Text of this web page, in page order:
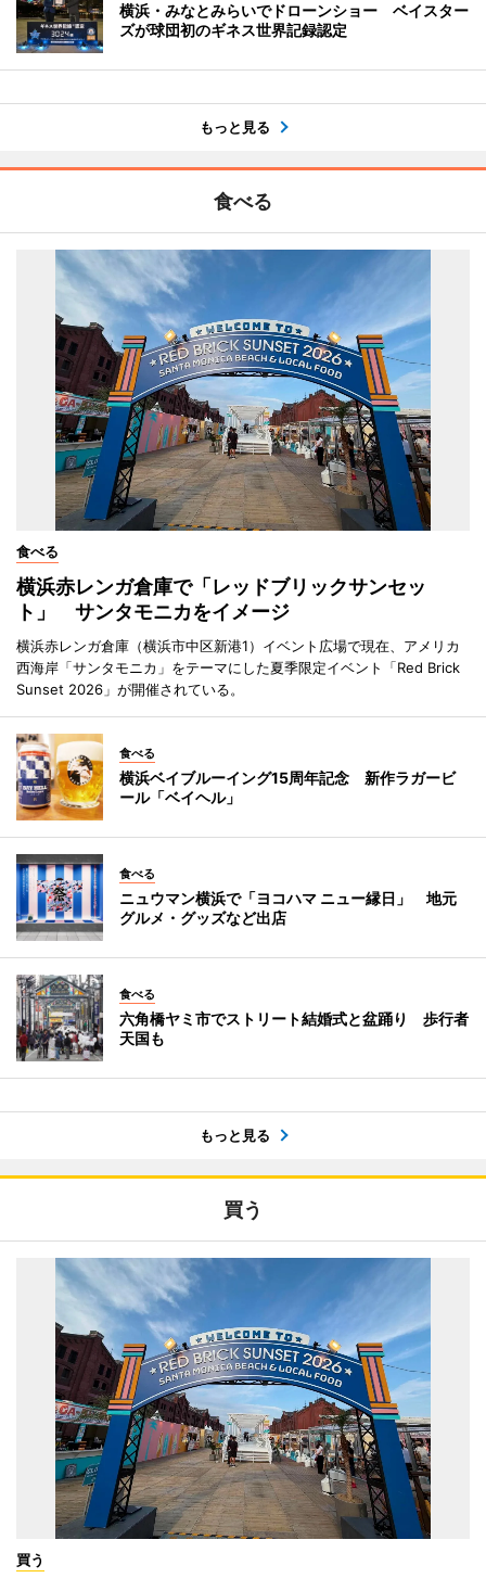
横浜・みなとみらいでドローンショー ベイスター
ズが球団初のギネス世界記録認定
もっと見る
食べる
食べる
横浜赤レンガ倉庫で「レッドブリックサンセッ
ト」 サンタモニカをイメージ
横浜赤レンガ倉庫（横浜市中区新港1）イベント広場で現在、アメリカ
西海岸「サンタモニカ」をテーマにした夏季限定イベント「Red Brick
Sunset 2026」が開催されている。
食べる
横浜ベイブルーイング15周年記念 新作ラガービ
ール「ベイヘル」
食べる
ニュウマン横浜で「ヨコハマ ニュー縁日」 地元
グルメ・グッズなど出店
食べる
六角橋ヤミ市でストリート結婚式と盆踊り 歩行者
天国も
もっと見る
買う
買う